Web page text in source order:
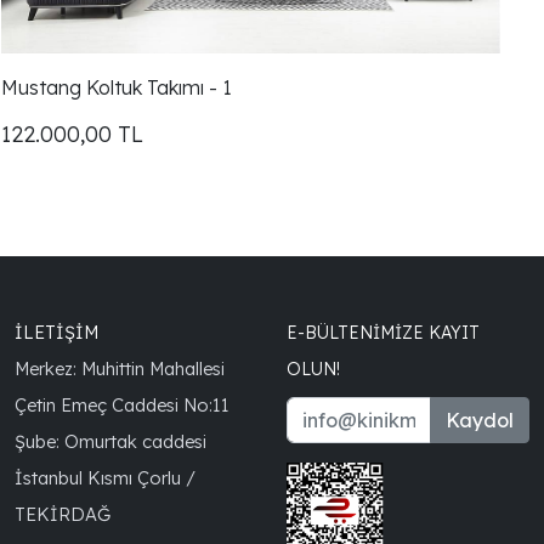
Mustang Koltuk Takımı - 1
122.000,00 TL
İLETİŞİM
Merkez: Muhittin Mahallesi
Çetin Emeç Caddesi No:11
Şube: Omurtak caddesi
İstanbul Kısmı Çorlu /
TEKİRDAĞ
E-BÜLTENIMIZE KAYIT
OLUN!
Kaydol